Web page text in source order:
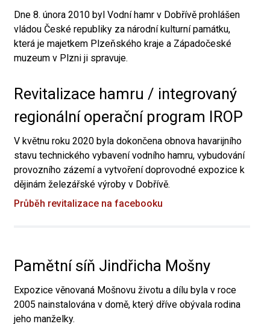
Dne 8. února 2010 byl Vodní hamr v Dobřívě prohlášen
vládou České republiky za národní kulturní památku,
která je majetkem Plzeňského kraje a Západočeské
muzeum v Plzni ji spravuje.
Revitalizace hamru / integrovaný
regionální operační program IROP
V květnu roku 2020 byla dokončena obnova havarijního
stavu technického vybavení vodního hamru, vybudování
provozního zázemí a vytvoření doprovodné expozice k
dějinám železářské výroby v Dobřívě.
Průběh revitalizace na facebooku
Pamětní síň Jindřicha Mošny
Expozice věnovaná Mošnovu životu a dílu byla v roce
2005 nainstalována v domě, který dříve obývala rodina
jeho manželky.